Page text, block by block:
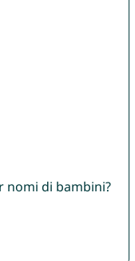
nomi di bambini?